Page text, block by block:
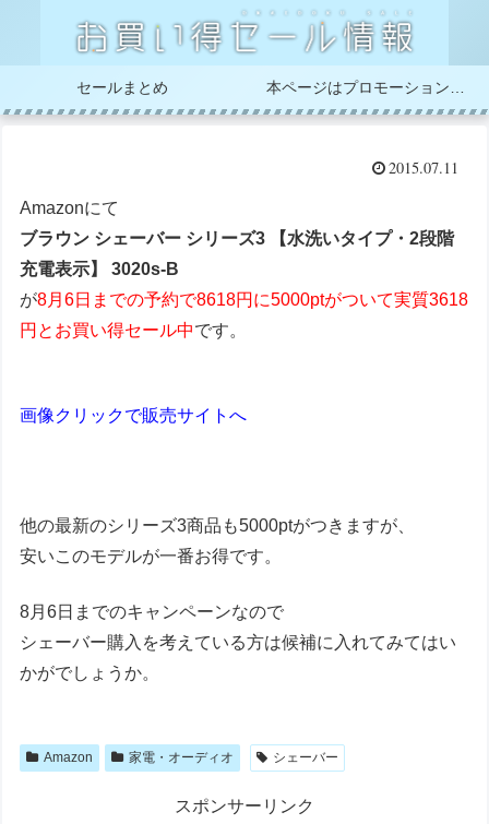
セールまとめ
2015.07.11
Amazonにて
ブラウン シェーバー シリーズ3 【水洗いタイプ・2段階
充電表示】 3020s-B
が8月6日までの予約で8618円に5000ptがついて実質3618
円とお買い得セール中です。
画像クリックで販売サイトへ
他の最新のシリーズ3商品も5000ptがつきますが、
安いこのモデルが一番お得です。
8月6日までのキャンペーンなので
シェーバー購入を考えている方は候補に入れてみてはい
かがでしょうか。
Amazon 家電・オーディオ シェーバー
スポンサーリンク